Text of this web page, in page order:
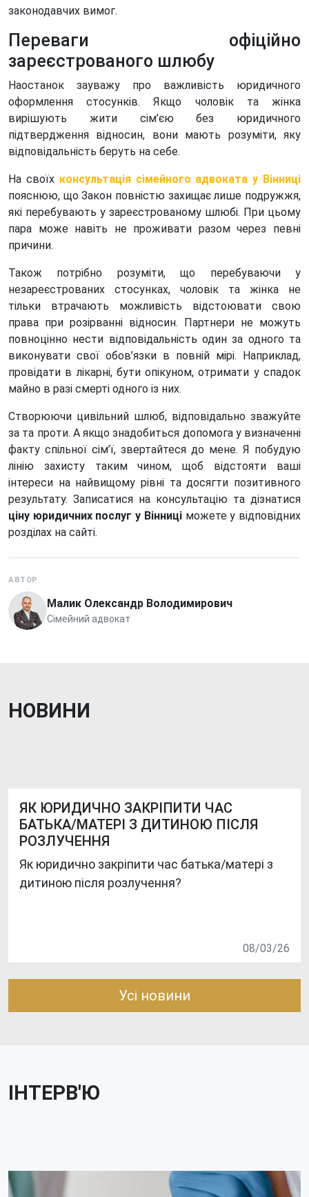
законодавчих вимог.
Переваги офіційно
зареєстрованого шлюбу
Наостанок зауважу про важливість юридичного
оформлення стосунків. Якщо чоловік та жінка
вирішують жити сім’єю без юридичного
підтвердження відносин, вони мають розуміти, яку
відповідальність беруть на себе.
На своїх консультація сімейного адвоката у Вінниці
пояснюю, що Закон повністю захищає лише подружжя,
які перебувають у зареєстрованому шлюбі. При цьому
пара може навіть не проживати разом через певні
причини.
Також потрібно розуміти, що перебуваючи у
незареєстрованих стосунках, чоловік та жінка не
тільки втрачають можливість відстоювати свою
права при розірванні відносин. Партнери не можуть
повноцінно нести відповідальність один за одного та
виконувати свої обов’язки в повній мірі. Наприклад,
провідати в лікарні, бути опікуном, отримати у спадок
майно в разі смерті одного із них.
Створюючи цивільний шлюб, відповідально зважуйте
за та проти. А якщо знадобиться допомога у визначенні
факту спільної сім’ї, звертайтеся до мене. Я побудую
лінію захисту таким чином, щоб відстояти ваші
інтереси на найвищому рівні та досягти позитивного
результату. Записатися на консультацію та дізнатися
ціну юридичних послуг у Вінниціможете у відповідних
розділах на сайті.
АВТОР
Малик Олександр Володимирович
Сімейний адвокат
НОВИНИ
ЯК ЮРИДИЧНО ЗАКРІПИТИ ЧАС
БАТЬКА/МАТЕРІ З ДИТИНОЮ ПІСЛЯ
РОЗЛУЧЕННЯ
Як юридично закріпити час батька/матері з
дитиною після розлучення?
08/03/26
Усі новини
ІНТЕРВ'Ю